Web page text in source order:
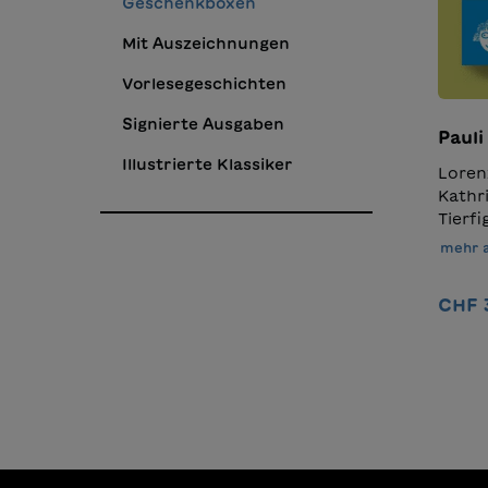
Mit Auszeichnungen
Vorlesegeschichten
Signierte Ausgaben
Illustrierte Klassiker
Alt.
mehr
CHF